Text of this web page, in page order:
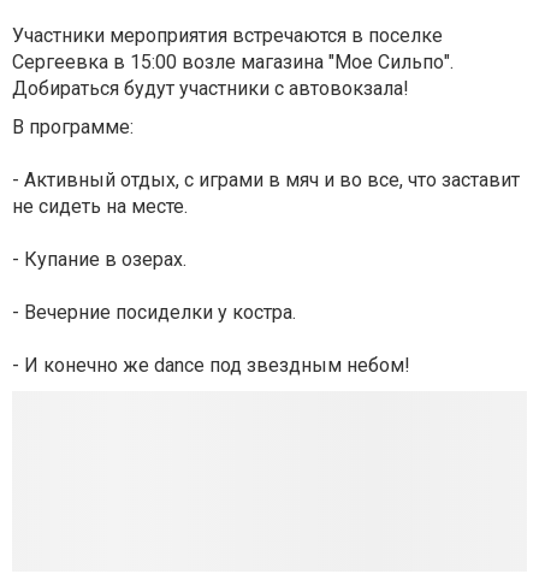
Участники мероприятия встречаются в поселке
Сергеевка в 15:00 возле магазина "Мое Сильпо".
Добираться будут участники с автовокзала!
В программе:
- Активный отдых, с играми в мяч и во все, что заставит
не сидеть на месте.
- Купание в озерах.
- Вечерние посиделки у костра.
- И конечно же dance под звездным небом!